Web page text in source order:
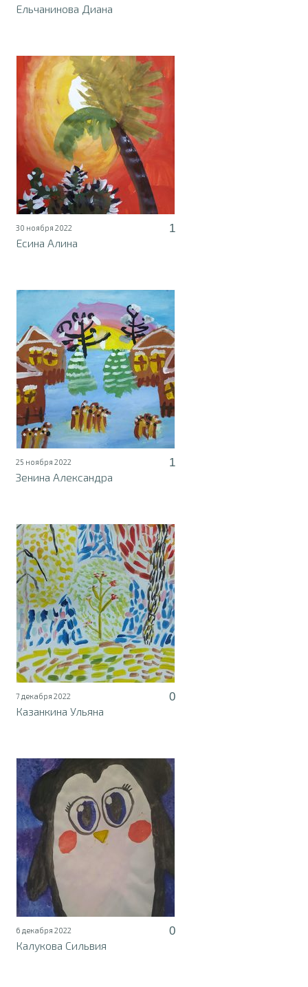
Ельчанинова Диана
30 ноября 2022
1
Есина Алина
25 ноября 2022
1
Зенина Александра
7 декабря 2022
0
Казанкина Ульяна
6 декабря 2022
0
Калукова Сильвия